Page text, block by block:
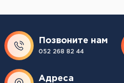
Позвоните нам
052 268 82 44
Адреса